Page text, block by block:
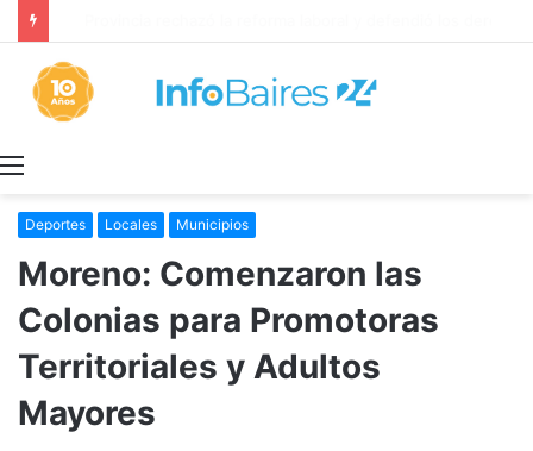
Deportes Locales Municipios
Moreno: Comenzaron las
Colonias para Promotoras
Territoriales y Adultos
Mayores